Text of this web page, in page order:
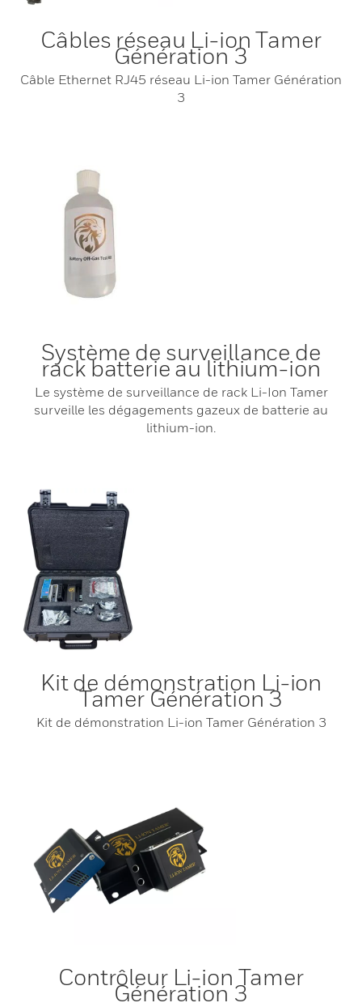
Câbles réseau Li-ion Tamer
Génération 3
Câble Ethernet RJ45 réseau Li-ion Tamer Génération
3
Système de surveillance de
rack batterie au lithium-ion
Le système de surveillance de rack Li-Ion Tamer
surveille les dégagements gazeux de batterie au
lithium-ion.
Kit de démonstration Li-ion
Tamer Génération 3
Kit de démonstration Li-ion Tamer Génération 3
Contrôleur Li-ion Tamer
Génération 3